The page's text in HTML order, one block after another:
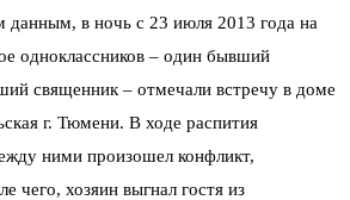
данным, в ночь с 23 июля 2013 года на
одноклассников – один бывший
священник – отмечали встречу в доме
г. Тюмени. В ходе распития
ними произошел конфликт,
чего, хозяин выгнал гостя из